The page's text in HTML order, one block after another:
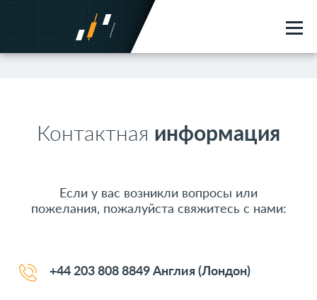
Контактная информация
Если у вас возникли вопросы или
пожелания, пожалуйста свяжитесь с нами:
+44 203 808 8849 Англия (Лондон)